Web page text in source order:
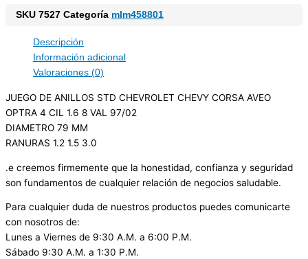
SKU 7527 Categoría mlm458801
Descripción
Información adicional
Valoraciones (0)
JUEGO DE ANILLOS STD CHEVROLET CHEVY CORSA AVEO
OPTRA 4 CIL 1.6 8 VAL 97/02
DIAMETRO 79 MM
RANURAS 1.2 1.5 3.0
.e creemos firmemente que la honestidad, confianza y seguridad
son fundamentos de cualquier relación de negocios saludable.
Para cualquier duda de nuestros productos puedes comunicarte
con nosotros de:
Lunes a Viernes de 9:30 A.M. a 6:00 P.M.
Sábado 9:30 A.M. a 1:30 P.M.